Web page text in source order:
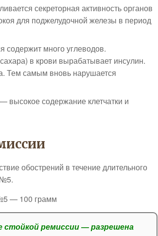
секреторная активность органов
для поджелудочной железы в период
содержит много углеводов.
в крови вырабатывает инсулин.
Тем самым вновь нарушается
высокое содержание клетчатки и
обострений в течение длительного
— 100 грамм
стойкой ремиссии — разрешена